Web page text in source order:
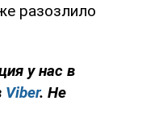
разозлило
у нас в
Viber. Не